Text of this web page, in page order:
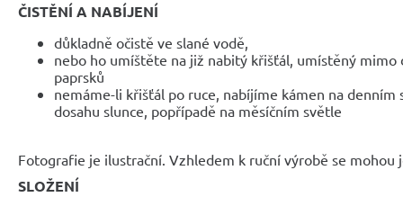
ČISTĚNÍ A NABÍJENÍ
důkladně očistě ve slané vodě,
nebo ho umíštěte na již nabitý křišťál, umístěný mimo
paprsků
nemáme-li křišťál po ruce, nabíjíme kámen na denním
dosahu slunce, popřípadě na měsíčním světle
Fotografie je ilustrační. Vzhledem k ruční výrobě se
SLOŽENÍ